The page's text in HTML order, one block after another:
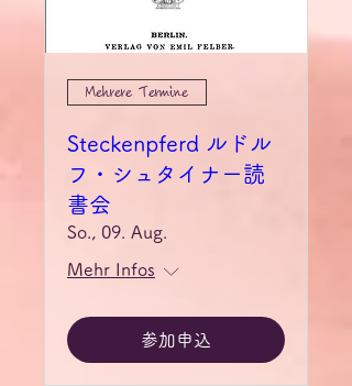
Mehrere Termine
Steckenpferd ルドル
フ・シュタイナー読
書会
So., 09. Aug.
Mehr Infos
参加申込